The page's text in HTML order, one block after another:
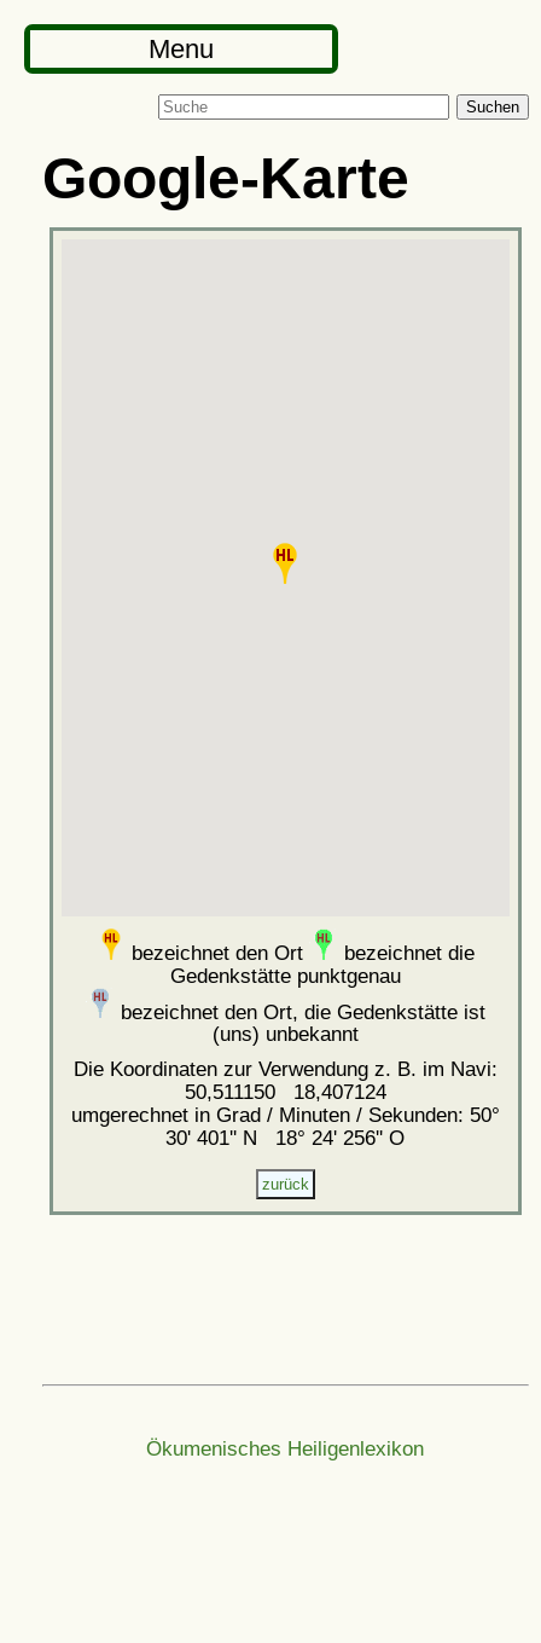
Menu
Suchen
Google-Karte
bezeichnet den Ort
bezeichnet die
Gedenkstätte punktgenau
bezeichnet den Ort, die Gedenkstätte ist
(uns) unbekannt
Die Koordinaten zur Verwendung z. B. im Navi:
50,511150 18,407124
umgerechnet in Grad / Minuten / Sekunden: 50°
30' 401'' N 18° 24' 256'' O
Ökumenisches Heiligenlexikon